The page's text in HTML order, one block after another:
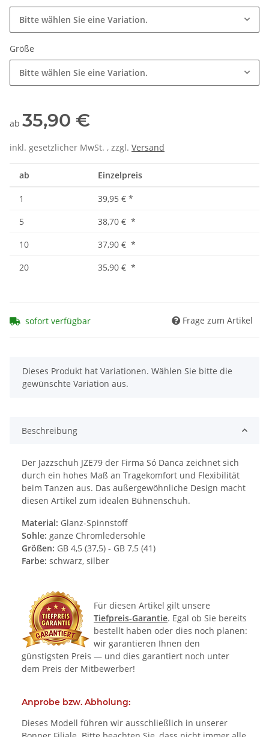
Bitte wählen Sie eine Variation.
Größe
Bitte wählen Sie eine Variation.
ab 35,90 €
inkl. gesetzlicher MwSt. , zzgl. Versand
ab Einzelpreis
1 39,95 € *
5
38,70 € *
10
37,90 € *
20
35,90 € *
sofort verfügbar Frage zum Artikel
x
Dieses Produkt hat Variationen. Wählen Sie bitte die
gewünschte Variation aus.
Beschreibung
Der Jazzschuh JZE79 der Firma Só Danca zeichnet sich
durch ein hohes Maß an Tragekomfort und Flexibilität
beim Tanzen aus. Das außergewöhnliche Design macht
diesen Artikel zum idealen Bühnenschuh.
Material: Glanz-Spinnstoff
Sohle: ganze Chromledersohle
Größen: GB 4,5 (37,5) - GB 7,5 (41)
Farbe: schwarz, silber
Für diesen Artikel gilt unsere
Tiefpreis-Garantie. Egal ob Sie bereits
bestellt haben oder dies noch planen:
wir garantieren Ihnen den
günstigsten Preis — und dies garantiert noch unter
dem Preis der Mitbewerber!
Anprobe bzw. Abholung:
Dieses Modell führen wir ausschließlich in unserer